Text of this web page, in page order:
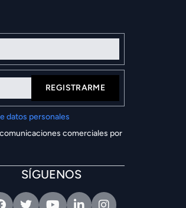
REGISTRARME
datos personales
comerciales por
SÍGUENOS
TwitterYoutubeLinkedinIntagram